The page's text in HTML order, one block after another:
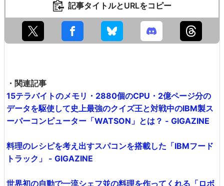
記事タイトルとURLをコピー
・関連記事
15テラバイトのメモリ・2880個のCPU・2億ページ分の
データを駆使して史上最強のクイズ王と対戦中のIBM製ス
ーパーコンピューター「WATSON」とは？ - GIGAZINE
料理のレシピを考え出すスパコンを搭載した「IBMフード
トラック」 - GIGAZINE
世界初の自動で一流シェフ並の料理を作ってくれる「ロボ